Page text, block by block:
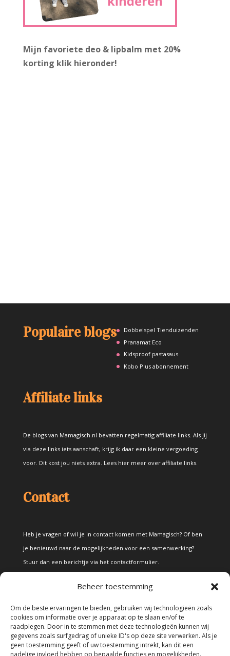
Beheer toestemming
Om de beste ervaringen te bieden, gebruiken wij technologieën zoals
cookies om informatie over je apparaat op te slaan en/of te
raadplegen. Door in te stemmen met deze technologieën kunnen wij
gegevens zoals surfgedrag of unieke ID's op deze site verwerken. Als je
geen toestemming geeft of uw toestemming intrekt, kan dit een
nadelige invloed hebben op bepaalde functies en mogelijkheden.
Mijn favoriete deo & lipbalm met 20%
korting klik hieronder!
Populaire blogs
Dobbelspel Tienduizenden
Pranamat Eco
Kidsproof pastasaus
Kobo Plus abonnement
Affiliate links
De blogs van Mamagisch.nl bevatten regelmatig affiliate links. Als jij
via deze links iets aanschaft, krijg ik daar een kleine vergoeding
voor. Dit kost jou niets extra. Lees hier meer over affiliate links.
Contact
Heb je vragen of wil je in contact komen met Mamagisch? Of ben
je benieuwd naar de mogelijkheden voor een samenwerking?
Stuur dan een berichtje via het contactformulier.
Alle teksten en foto's op deze site zijn eigendom van Mamagisch.
Teksten en foto's van Mamagisch mogen onder geen beding